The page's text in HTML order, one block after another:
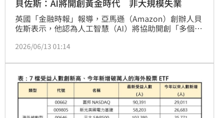
貝佐斯：AI將開創黃金時代 非大規模失業
英國「金融時報」報導，亞馬遜（Amazon）創辦人貝
佐斯表示，他認為人工智慧（AI）將協助開創「多個黃
2026/06/13 01:14